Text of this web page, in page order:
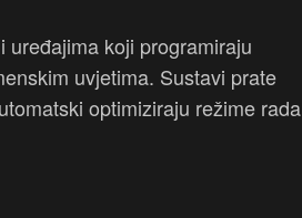
uređajima koji programiraju
uvjetima. Sustavi prate
optimiziraju režime rada